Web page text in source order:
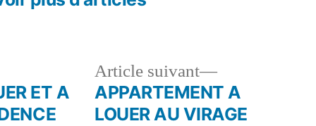
:
ET A
Article suivant
Article
suivant :
APPARTEMENT A
LOUER AU VIRAGE